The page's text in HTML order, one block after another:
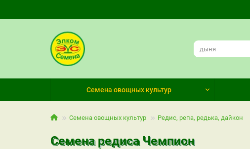
Семена овощных культур
Семена овощных культур Редис, репа, редька, дайкон
Семена редиса Чемпион